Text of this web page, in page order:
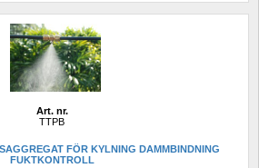
Art. nr.
TTPB
FÖR KYLNING DAMMBINDNING
FUKTKONTROLL